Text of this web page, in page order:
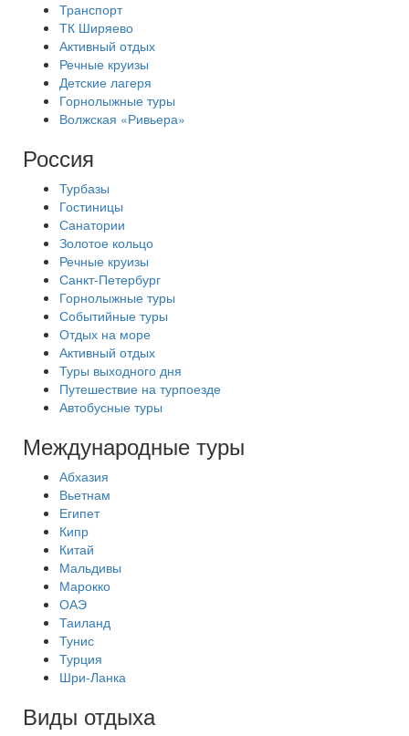
Транспорт
ТК Ширяево
Активный отдых
Речные круизы
Детские лагеря
Горнолыжные туры
Волжская «Ривьера»
Россия
Турбазы
Гостиницы
Санатории
Золотое кольцо
Речные круизы
Санкт-Петербург
Горнолыжные туры
Событийные туры
Отдых на море
Активный отдых
Туры выходного дня
Путешествие на турпоезде
Автобусные туры
Международные туры
Абхазия
Вьетнам
Египет
Кипр
Китай
Мальдивы
Марокко
ОАЭ
Таиланд
Тунис
Турция
Шри-Ланка
Виды отдыха